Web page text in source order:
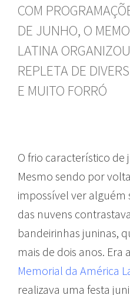
COM
DE JUNHO, O
LATINA
REPLETA DE
E MUITO FORRÓ
O frio característico de
Mesmo sendo por
impossível ver alguém
das nuvens
bandeirinhas juninas,
mais de dois anos. Era
Memorial da América
realizava uma festa